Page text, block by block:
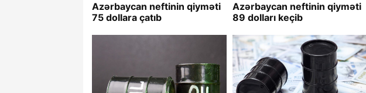
Azərbaycan neftinin qiyməti
75 dollara çatıb
Azərbaycan neftinin qiyməti
89 dolları keçib